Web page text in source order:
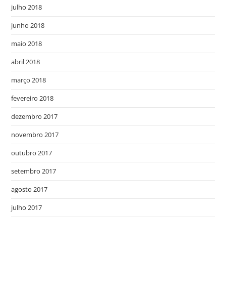
julho 2018
junho 2018
maio 2018
abril 2018
março 2018
fevereiro 2018
dezembro 2017
novembro 2017
outubro 2017
setembro 2017
agosto 2017
julho 2017